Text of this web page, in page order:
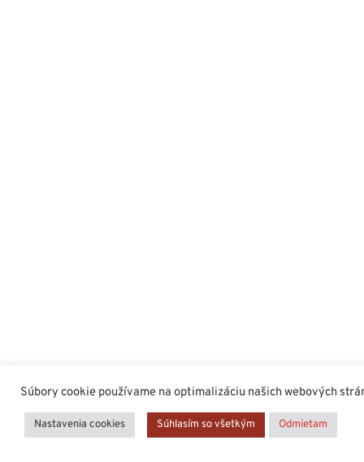
Súbory cookie používame na optimalizáciu našich webových
Nastavenia cookies Súhlasím so všetkým Odmietam